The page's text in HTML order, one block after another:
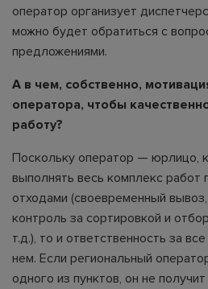
оператор организует
можно будет обратиться с
предложениями.
А в чем, собственно,
оператора, чтобы
работу?
Поскольку оператор — юрлицо,
выполнять весь комплекс
отходами (своевременный
контроль за сортировкой и
т.д.), то и ответственность за
нем. Если региональный
одного из пунктов, он не